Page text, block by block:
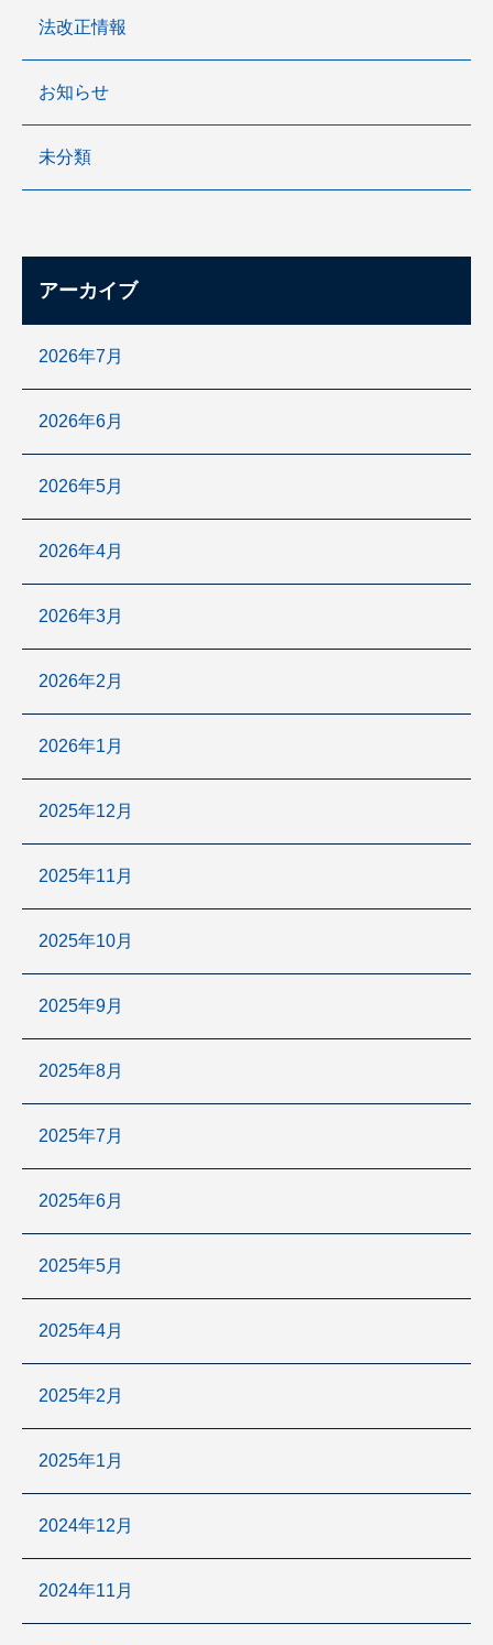
法改正情報
お知らせ
未分類
アーカイブ
2026年7月
2026年6月
2026年5月
2026年4月
2026年3月
2026年2月
2026年1月
2025年12月
2025年11月
2025年10月
2025年9月
2025年8月
2025年7月
2025年6月
2025年5月
2025年4月
2025年2月
2025年1月
2024年12月
2024年11月